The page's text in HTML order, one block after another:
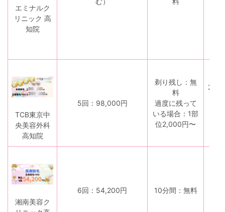
エミナルク
リニック 高
知院
TCB東京中
央美容外科
高知院
5回：98,000円
剃り残し：無
料
過度に残って
いる場合：1部
位2,000円〜
275
湘南美容ク
6回：54,200円 10分間：無料